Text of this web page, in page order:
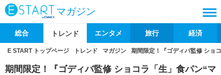
マガジン
総合 トレンド エンタメ 旅行 経済
E START トップページ トレンド マガジン 期間限定！『ゴディバ監修 ショ
期間限定！『ゴディバ監修 ショコラ「生」食パン“マ